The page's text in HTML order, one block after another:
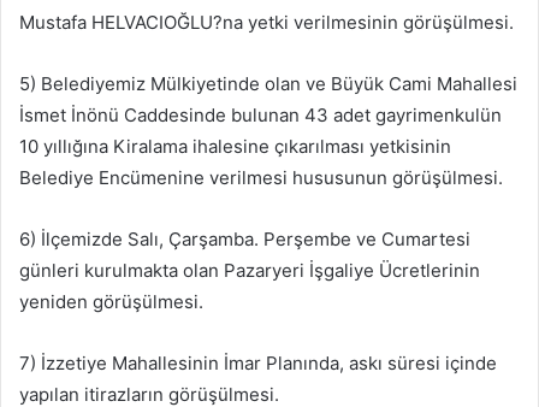
Mustafa HELVACIOĞLU?na yetki verilmesinin görüşülmesi.
5) Belediyemiz Mülkiyetinde olan ve Büyük Cami Mahallesi
İsmet İnönü Caddesinde bulunan 43 adet gayrimenkulün
10 yıllığına Kiralama ihalesine çıkarılması yetkisinin
Belediye Encümenine verilmesi hususunun görüşülmesi.
6) İlçemizde Salı, Çarşamba. Perşembe ve Cumartesi
günleri kurulmakta olan Pazaryeri İşgaliye Ücretlerinin
yeniden görüşülmesi.
7) İzzetiye Mahallesinin İmar Planında, askı süresi içinde
yapılan itirazların görüşülmesi.